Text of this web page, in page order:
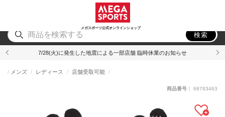
メガスポーツ公式オンラインショップ
アウトドア
検索
7/28(火)に発生した地震による一部店舗 臨時休業のお知らせ
メンズ レディース 店舗受取可能
商品番号： 68783463